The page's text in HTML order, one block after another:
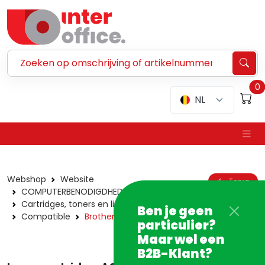
NL
0
Ben je geen
particulier?
Maar wel een
B2B-Klant?
Webshop
Website
COMPUTERBENODIGDHEDEN
Cartridges, toners en linten
Laser
Compatible
Brother
Terug